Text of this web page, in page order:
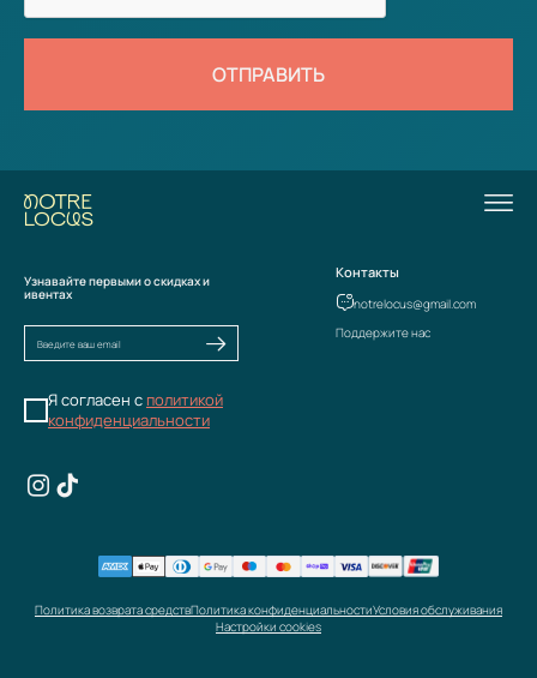
ОТПРАВИТЬ
Узнавайте первыми о скидках и
ивентах
Я согласен с политикой
конфиденциальности
Контакты
notrelocus@gmail.com
Поддержите нас
Политика возврата средствПолитика конфиденциальностиУсловия обслуживания
Настройки cookies